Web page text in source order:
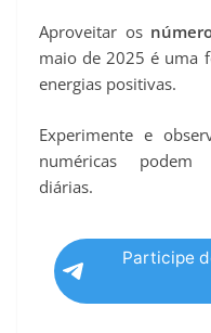
Aproveitar os
maio de 2025 é uma
energias positivas.
Experimente e
numéricas podem
diárias.
Participe